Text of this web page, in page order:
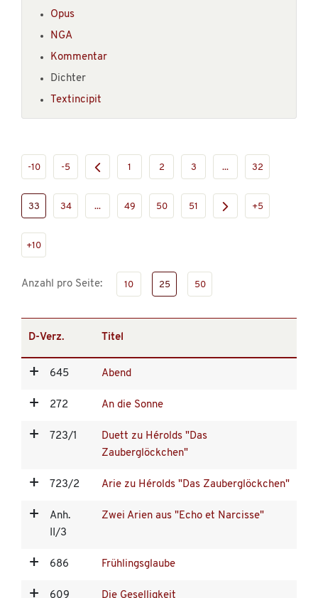
Opus
NGA
Kommentar
Dichter
Textincipit
-10 -5 1 2 3 ... 32
33 34 ... 49 50 51 +5
+10
Anzahl pro Seite: 10 25 50
D-Verz. Titel
645 Abend
272 An die Sonne
723/1
Duett zu Hérolds "Das
Zauberglöckchen"
723/2 Arie zu Hérolds "Das Zauberglöckchen"
Anh.
II/3
Zwei Arien aus "Echo et Narcisse"
686 Frühlingsglaube
609 Die Geselligkeit